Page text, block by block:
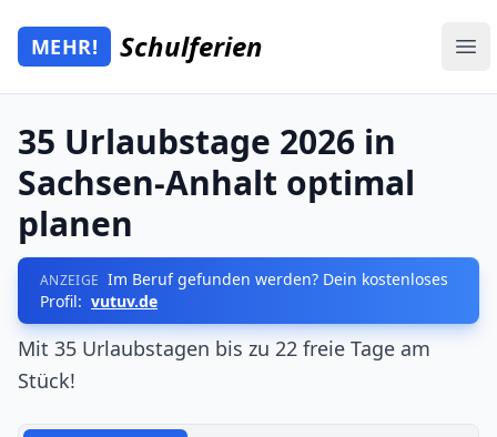
Zum Hauptinhalt springen
Mehr Schulferien
MEHR! Schulferien
35 Urlaubstage 2026 in
Sachsen-Anhalt optimal
planen
ANZEIGE Im Beruf gefunden werden? Dein kostenloses
Profil: vutuv.de
Mit 35 Urlaubstagen bis zu 22 freie Tage am
Stück!